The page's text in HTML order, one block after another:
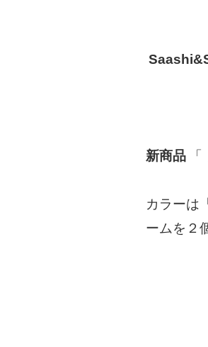
新商品 「
カラーは
ームを２